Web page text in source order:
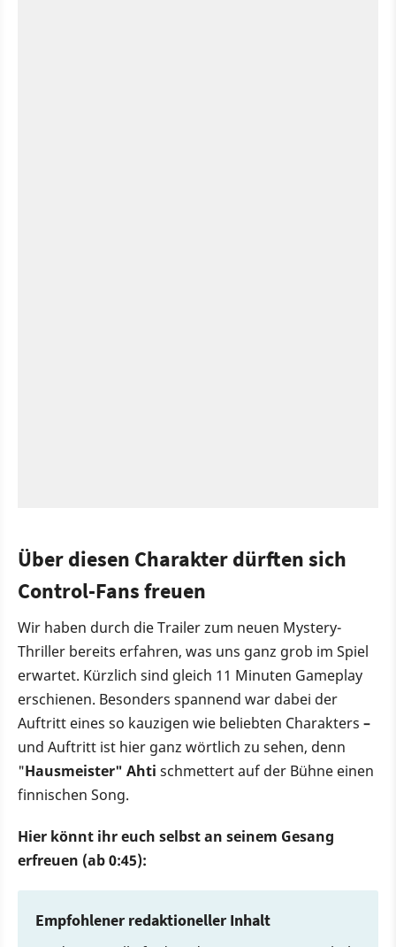
Über diesen Charakter dürften sich
Control-Fans freuen
Wir haben durch die Trailer zum neuen Mystery-
Thriller bereits erfahren, was uns ganz grob im Spiel
erwartet. Kürzlich sind gleich 11 Minuten Gameplay
erschienen. Besonders spannend war dabei der
Auftritt eines so kauzigen wie beliebten Charakters –
und Auftritt ist hier ganz wörtlich zu sehen, denn
"Hausmeister" Ahti schmettert auf der Bühne einen
finnischen Song.
Hier könnt ihr euch selbst an seinem Gesang
erfreuen (ab 0:45):
Empfohlener redaktioneller Inhalt